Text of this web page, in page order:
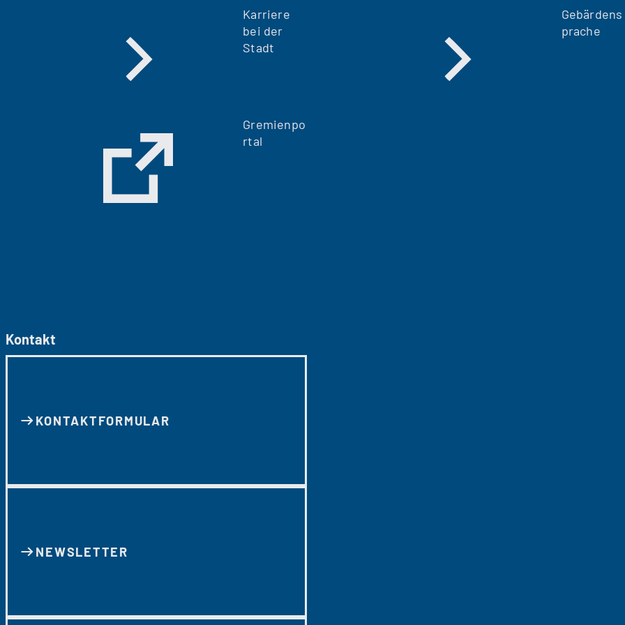
Karriere
bei der
Stadt
Gremienpo
rtal
Gebärdens
prache
Kontakt
KONTAKT­FORMULAR
NEWSLETTER